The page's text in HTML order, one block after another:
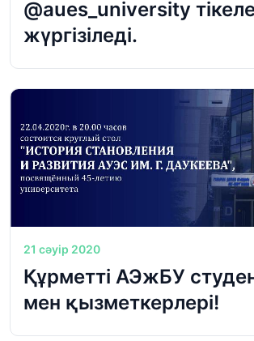
@aues_university
жүргізіледі.
21 сәуір 2020
Құрметті АЭжБУ
мен қызметкерлері!